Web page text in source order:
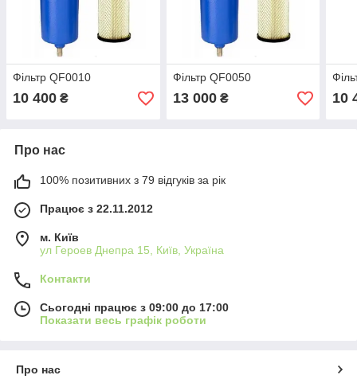
Фільтр QF0010
10 400 ₴
Фільтр QF0050
13 000₴ 10
Про нас
100% позитивних з 79 відгуків за рік
Працює з 22.11.2012
м. Київ
ул Героев Днепра 15, Київ, Україна
Контакти
Сьогодні працює з 09:00 до 17:00
Показати весь графік роботи
Про нас